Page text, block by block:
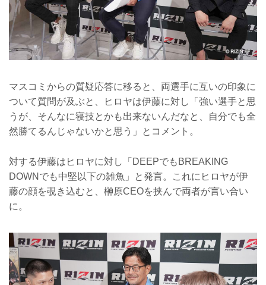
マスコミからの質疑応答に移ると、両選手に互いの印象に
ついて質問が及ぶと、ヒロヤは伊藤に対し「強い選手と思
うが、そんなに寝技とかも出来ないんだなと、自分でも全
然勝てるんじゃないかと思う」とコメント。
対する伊藤はヒロヤに対し「DEEPでもBREAKING
DOWNでも中堅以下の雑魚」と発言。これにヒロヤが伊
藤の顔を覗き込むと、榊原CEOを挟んで両者が言い合い
に。